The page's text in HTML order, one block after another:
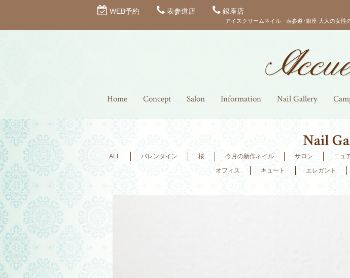
WEB予約 表参道店 銀座店
アイスクリームネイル - 表参道･銀座 大人の女性
Home Concept Salon Information Nail Gallery
Nail
ALL バレンタイン 桜 今月の新作ネイル サロン ニュ
オフィス
キュート エレガント